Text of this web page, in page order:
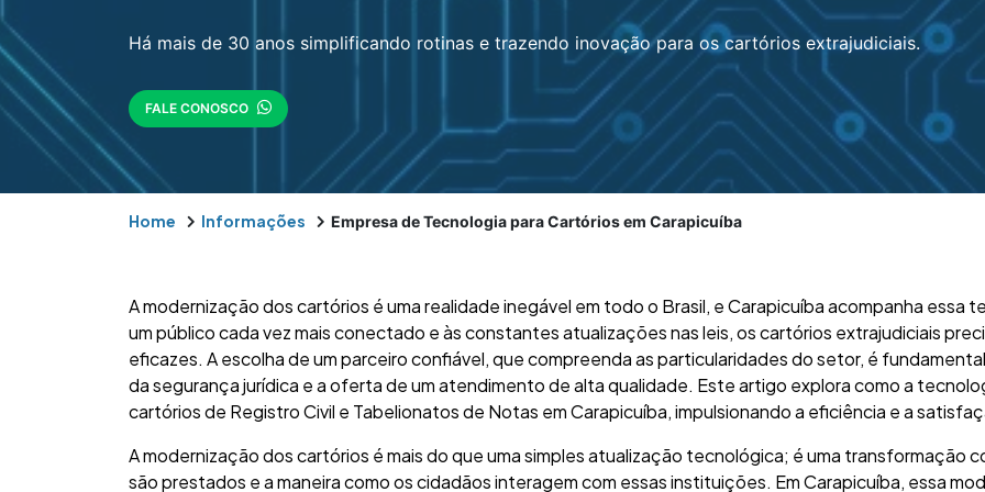
Há mais de 30 anos simplificando rotinas e trazendo inovação para os cartórios extrajudiciais.
FALE CONOSCO
Home Informações Empresa de Tecnologia para Cartórios em Carapicuíba
A modernização dos cartórios é uma realidade inegável em todo o Brasil, e Carapicuíba acompanha
um público cada vez mais conectado e às constantes atualizações nas leis, os cartórios extrajudiciais
eficazes. A escolha de um parceiro confiável, que compreenda as particularidades do setor, é
da segurança jurídica e a oferta de um atendimento de alta qualidade. Este artigo explora como a
cartórios de Registro Civil e Tabelionatos de Notas em Carapicuíba, impulsionando a eficiência e a
A modernização dos cartórios é mais do que uma simples atualização tecnológica; é uma transformação
são prestados e a maneira como os cidadãos interagem com essas instituições. Em Carapicuíba, essa